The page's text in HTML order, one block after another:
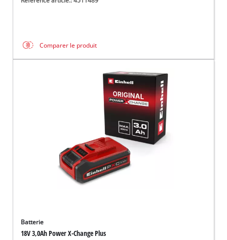
Comparer le produit
Batterie
18V 3,0Ah Power X-Change Plus